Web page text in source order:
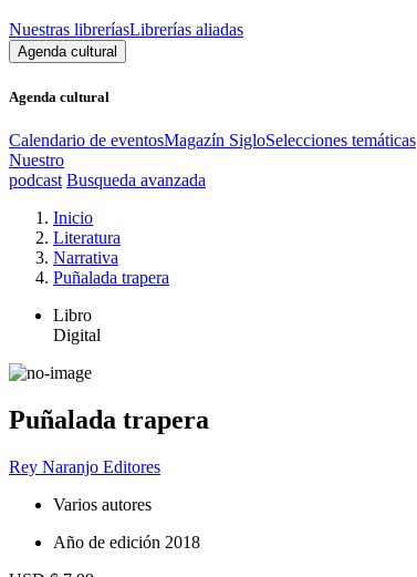
Nuestras libreríasLibrerías aliadas
Agenda cultural
Agenda cultural
Calendario de eventosMagazín SigloSelecciones temáticas
Nuestro
podcast Busqueda avanzada
Inicio
Literatura
Narrativa
Puñalada trapera
Libro
Digital
Puñalada trapera
Rey Naranjo Editores
Varios autores
Año de edición 2018